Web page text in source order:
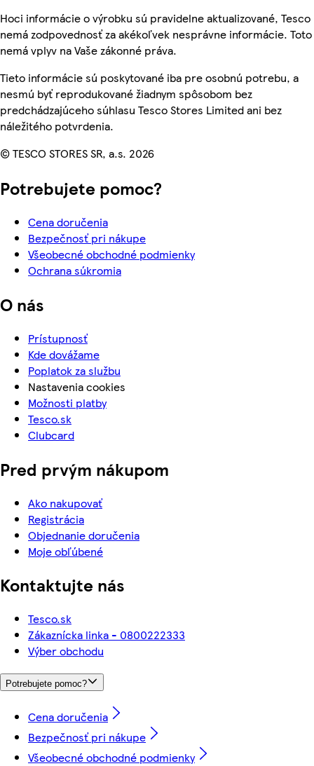
Hoci informácie o výrobku sú pravidelne aktualizované, Tesco
nemá zodpovednosť za akékoľvek nesprávne informácie. Toto
nemá vplyv na Vaše zákonné práva.
Tieto informácie sú poskytované iba pre osobnú potrebu, a
nesmú byť reprodukované žiadnym spôsobom bez
predchádzajúceho súhlasu Tesco Stores Limited ani bez
náležitého potvrdenia.
© TESCO STORES SR, a.s. 2026
Potrebujete pomoc?
Cena doručenia
Bezpečnosť pri nákupe
Všeobecné obchodné podmienky
Ochrana súkromia
O nás
Prístupnosť
Kde dovážame
Poplatok za službu
Nastavenia cookies
Možnosti platby
Tesco.sk
Clubcard
Pred prvým nákupom
Ako nakupovať
Registrácia
Objednanie doručenia
Moje obľúbené
Kontaktujte nás
Tesco.sk
Zákaznícka linka - 0800222333
Výber obchodu
Potrebujete pomoc?
Cena doručenia
Bezpečnosť pri nákupe
Všeobecné obchodné podmienky